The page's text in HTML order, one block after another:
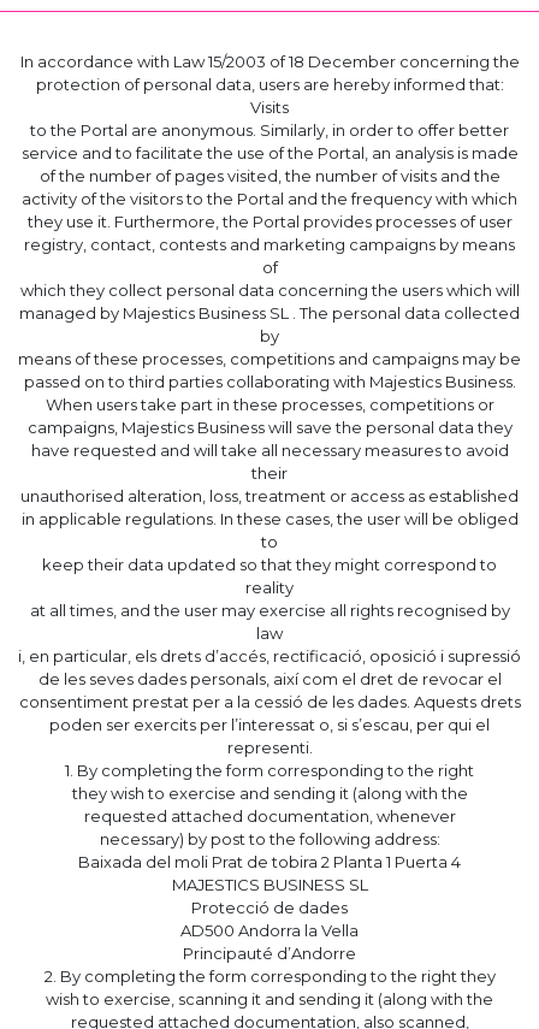
In accordance with Law 15/2003 of 18 December concerning the
protection of personal data, users are hereby informed that:
Visits
to the Portal are anonymous. Similarly, in order to offer better
service and to facilitate the use of the Portal, an analysis is made
of the number of pages visited, the number of visits and the
activity of the visitors to the Portal and the frequency with which
they use it. Furthermore, the Portal provides processes of user
registry, contact, contests and marketing campaigns by means
of
which they collect personal data concerning the users which will
managed by Majestics Business SL . The personal data collected
by
means of these processes, competitions and campaigns may be
passed on to third parties collaborating with Majestics Business.
When users take part in these processes, competitions or
campaigns, Majestics Business will save the personal data they
have requested and will take all necessary measures to avoid
their
unauthorised alteration, loss, treatment or access as established
in applicable regulations. In these cases, the user will be obliged
to
keep their data updated so that they might correspond to
reality
at all times, and the user may exercise all rights recognised by
law
i, en particular, els drets d’accés, rectificació, oposició i supressió
de les seves dades personals, així com el dret de revocar el
consentiment prestat per a la cessió de les dades. Aquests drets
poden ser exercits per l’interessat o, si s’escau, per qui el
representi.
1. By completing the form corresponding to the right
they wish to exercise and sending it (along with the
requested attached documentation, whenever
necessary) by post to the following address:
Baixada del moli Prat de tobira 2 Planta 1 Puerta 4
MAJESTICS BUSINESS SL
Protecció de dades
AD500 Andorra la Vella
Principauté d’Andorre
2. By completing the form corresponding to the right they
wish to exercise, scanning it and sending it (along with the
requested attached documentation, also scanned,